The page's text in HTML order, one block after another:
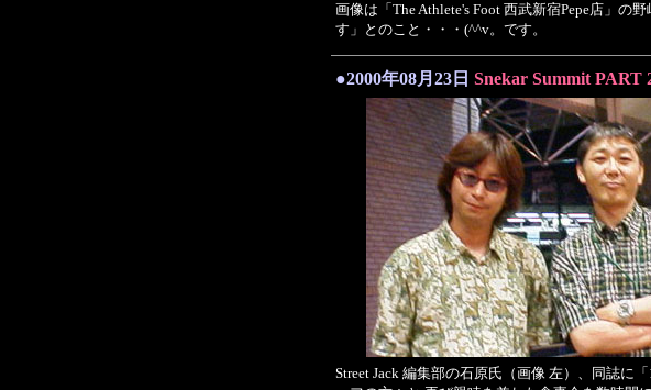
画像は「The Athlete's Foot 西武新宿Pepe店」の
す」とのこと・・・(^^v。です。
●2000年08月23日 Snekar Summit PART
Street Jack 編集部の石原氏（画像 左）、同誌に